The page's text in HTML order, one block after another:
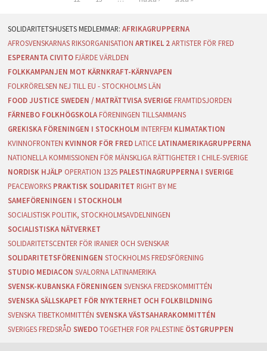
AFRIKAGRUPPERNA
AFROSVENSKARNAS RIKSORGANISATION ARTIKEL 2 ARTISTER FÖR FRED
ESPERANTA CIVITO FJÄRDE VÄRLDEN
FOLKKAMPANJEN MOT KÄRNKRAFT-KÄRNVAPEN
FOLKRÖRELSEN NEJ TILL EU - STOCKHOLMS LÄN
FOOD JUSTICE SWEDEN / MATRÄTTVISA SVERIGE FRAMTIDSJORDEN
FÄRNEBO FOLKHÖGSKOLA FÖRENINGEN TILLSAMMANS
GREKISKA FÖRENINGEN I STOCKHOLM INTERFEM KLIMATAKTION
KVINNOFRONTEN KVINNOR FÖR FRED LATICE LATINAMERIKAGRUPPERNA
NATIONELLA KOMMISSIONEN FÖR MÄNSKLIGA RÄTTIGHETER I CHILE-SVERIGE
NORDISK HJÄLP OPERATION 1325 PALESTINAGRUPPERNA I SVERIGE
PEACEWORKS PRAKTISK SOLIDARITET RIGHT BY ME
SAMEFÖRENINGEN I STOCKHOLM
SOCIALISTISK POLITIK, STOCKHOLMSAVDELNINGEN
SOCIALISTISKA NÄTVERKET
SOLIDARITETSCENTER FÖR IRANIER OCH SVENSKAR
SOLIDARITETSFÖRENINGEN STOCKHOLMS FREDSFÖRENING
STUDIO MEDIACON SVALORNA LATINAMERIKA
SVENSK-KUBANSKA FÖRENINGEN SVENSKA FREDSKOMMITTÉN
SVENSKA SÄLLSKAPET FÖR NYKTERHET OCH FOLKBILDNING
SVENSKA TIBETKOMMITTÉN SVENSKA VÄSTSAHARAKOMMITTÉN
SVERIGES FREDSRÅD SWEDO TOGETHER FOR PALESTINE ÖSTGRUPPEN